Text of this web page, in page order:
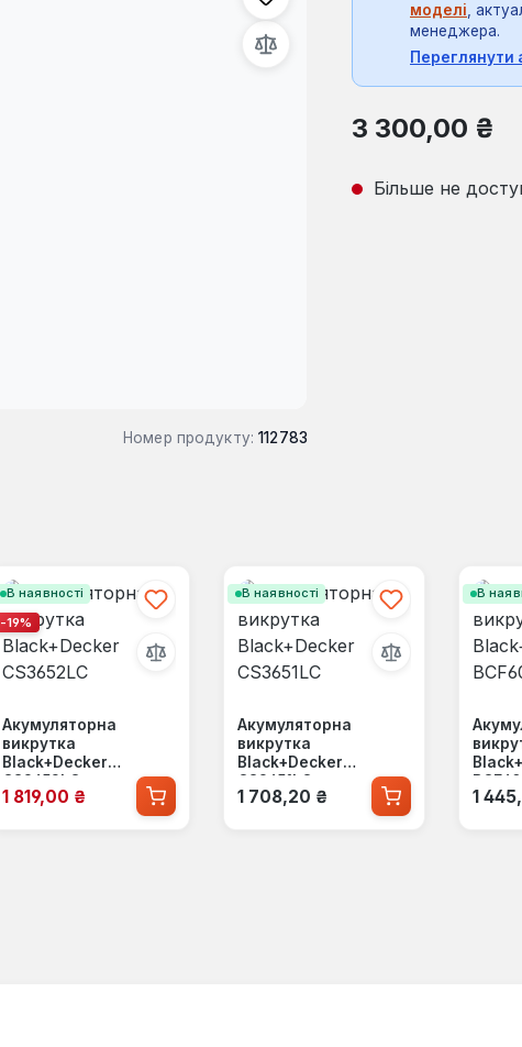
Номер продукту: 112783
моделі ,
менеджера.
Переглянути
Звичайна ціна:
3 300,00 ₴
Більше не
В наявності
-19%
Акумуляторна
викрутка
Black+Decker
CS3652LC
Ціна продажу:
1 819,00 ₴
В наявності
Акумуляторна
викрутка
Black+Decker
CS3651LC
Звичайна ціна:
1 708,20 ₴
В
1